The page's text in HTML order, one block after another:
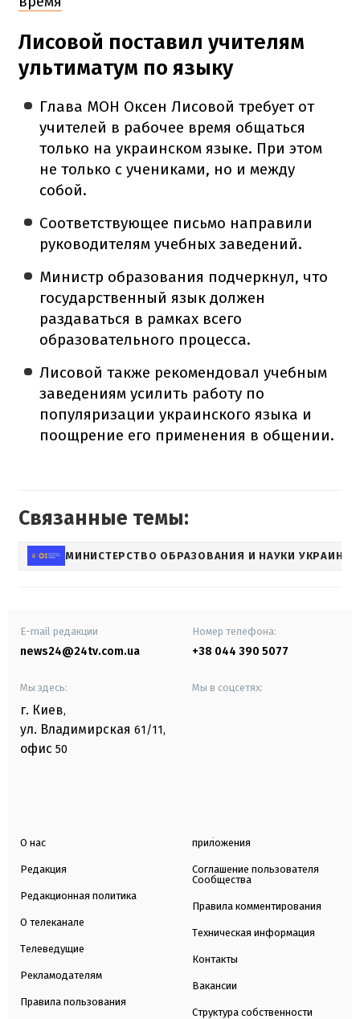
Лисовой поставил учителям
ультиматум по языку
Глава МОН Оксен Лисовой требует от
учителей в рабочее время общаться
только на украинском языке. При этом
не только с учениками, но и между
собой.
Соответствующее письмо направили
руководителям учебных заведений.
Министр образования подчеркнул, что
государственный язык должен
раздаваться в рамках всего
образовательного процесса.
Лисовой также рекомендовал учебным
заведениям усилить работу по
популяризации украинского языка и
поощрение его применения в общении.
Связанные темы:
МИНИСТЕРСТВО ОБРАЗОВАНИЯ И НАУКИ УКРАИНЫ
E-mail редакции
news24@24tv.com.ua
Номер телефона:
+38 044 390 5077
Мы здесь:
г. Киев,
ул. Владимирская 61/11,
офис 50
Мы в соцсетях:
О нас
Редакция
Редакционная политика
О телеканале
Телеведущие
Рекламодателям
Правила пользования
приложения
Соглашение пользователя
Сообщества
Правила комментирования
Техническая информация
Контакты
Вакансии
Структура собственности